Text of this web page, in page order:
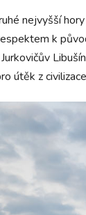
nejvyšší
k
útěk z